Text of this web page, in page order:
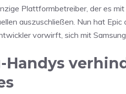
Plattformbetreiber, der es
auszuschließen. Nun hat Epic
vorwirft, sich mit
Handys